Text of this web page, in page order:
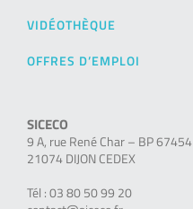
VIDÉOTHÈQUE
OFFRES D’EMPLOI
SICECO
9 A, rue René Char – BP 67454
21074 DIJON CEDEX
Tél : 03 80 50 99 20